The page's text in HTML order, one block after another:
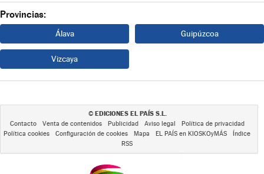
Provincias:
Álava Guipúzcoa
Vizcaya
© EDICIONES EL PAÍS S.L.
Contacto Venta de contenidos Publicidad Aviso legal
Política de privacidad
Política cookies
Configuración de cookies Mapa EL PAÍS en KIOSKOyMÁS
Índice
RSS